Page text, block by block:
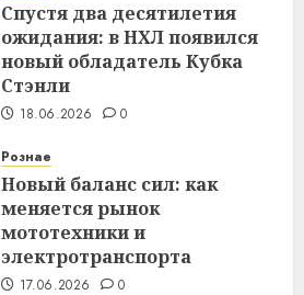
Спустя два десятилетия
ожидания: в НХЛ появился
новый обладатель Кубка
Стэнли
18.06.2026 0
Рознае
Новый баланс сил: как
меняется рынок
мототехники и
электротранспорта
17.06.2026 0